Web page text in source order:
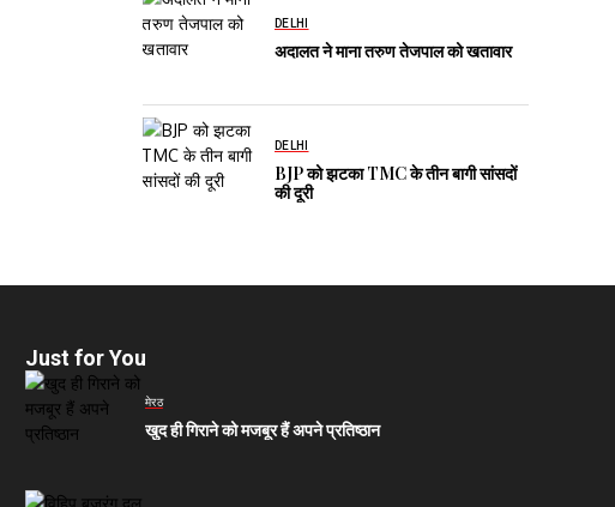
DELHI
अदालत ने माना तरुण तेजपाल को खतावार
DELHI
BJP को झटका TMC के तीन बागी सांसदों
की दूरी
Just for You
मेरठ
खुद ही गिराने को मजबूर हैं अपने प्रतिष्ठान